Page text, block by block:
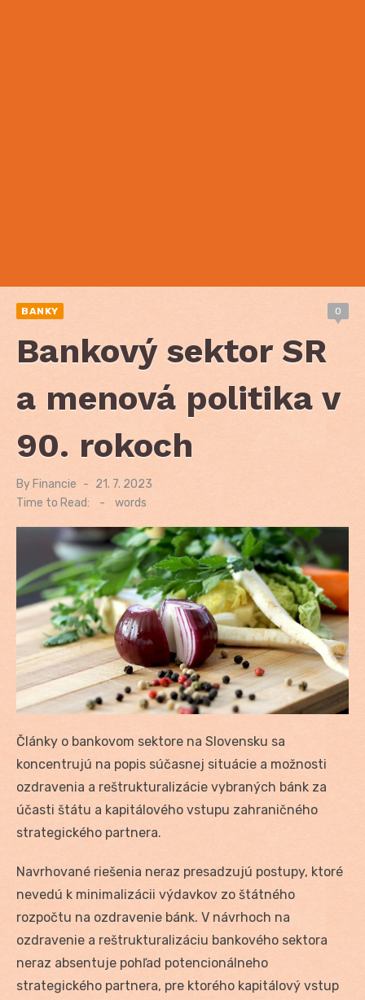
BANKY 0
Bankový sektor SR
a menová politika v
90. rokoch
By Financie
Posted
21. 7. 2023
Time to Read:
- words
Články o bankovom sektore na Slovensku sa
koncentrujú na popis súčasnej situácie a možnosti
ozdravenia a reštrukturalizácie vybraných bánk za
účasti štátu a kapitálového vstupu zahraničného
strategického partnera.
Navrhované riešenia neraz presadzujú postupy, ktoré
nevedú k minimalizácii výdavkov zo štátného
rozpočtu na ozdravenie bánk. V návrhoch na
ozdravenie a reštrukturalizáciu bankového sektora
neraz absentuje pohľad potencionálneho
strategického partnera, pre ktorého kapitálový vstup